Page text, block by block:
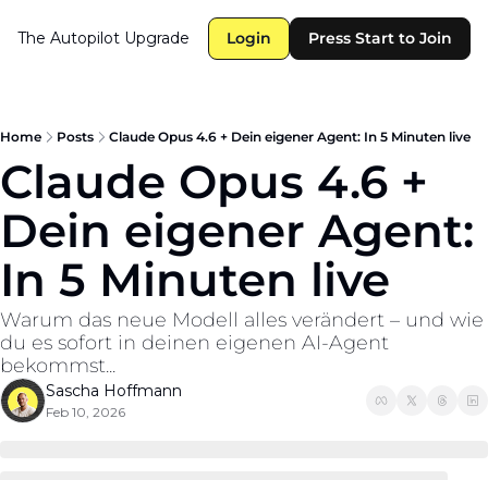
The Autopilot Upgrade Login Press Start to Join
Home Posts Claude Opus 4.6 + Dein eigener Agent: In 5 Minuten live
Claude Opus 4.6 +
Dein eigener Agent:
In 5 Minuten live
Warum das neue Modell alles verändert – und wie
du es sofort in deinen eigenen AI-Agent
bekommst...
Sascha Hoffmann
Feb 10, 2026